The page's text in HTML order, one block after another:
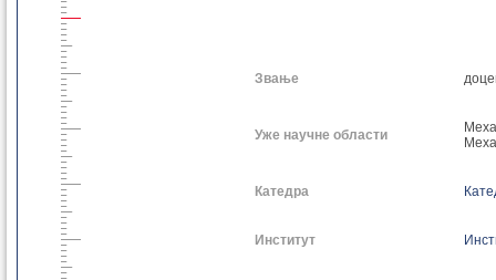
Звање
Уже научне области
Катедра
Институт